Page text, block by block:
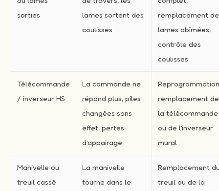
sorties
lames sortent des
coulisses
remplacement de
lames abîmées,
contrôle des
coulisses
Télécommande
/ inverseur HS
La commande ne
répond plus, piles
changées sans
effet, pertes
d’appairage
remplacement de
la télécommande
ou de l’inverseur
mural
Manivelle ou
treuil cassé
La manivelle
tourne dans le
Remplacement
treuil ou de la